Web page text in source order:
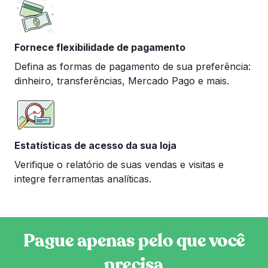
Fornece flexibilidade de pagamento
Defina as formas de pagamento de sua preferência:
dinheiro, transferências, Mercado Pago e mais.
Estatísticas de acesso da sua loja
Verifique o relatório de suas vendas e visitas e
integre ferramentas analíticas.
Pague apenas pelo que você